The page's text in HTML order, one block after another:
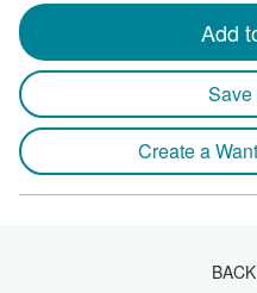
Add
Save
Create a